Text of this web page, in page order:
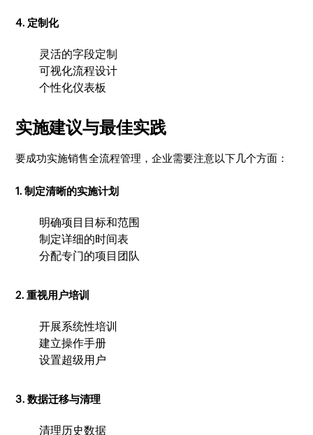
4. 定制化
灵活的字段定制
可视化流程设计
个性化仪表板
实施建议与最佳实践
要成功实施销售全流程管理，企业需要注意以下几个方面：
1. 制定清晰的实施计划
明确项目目标和范围
制定详细的时间表
分配专门的项目团队
2. 重视用户培训
开展系统性培训
建立操作手册
设置超级用户
3. 数据迁移与清理
清理历史数据